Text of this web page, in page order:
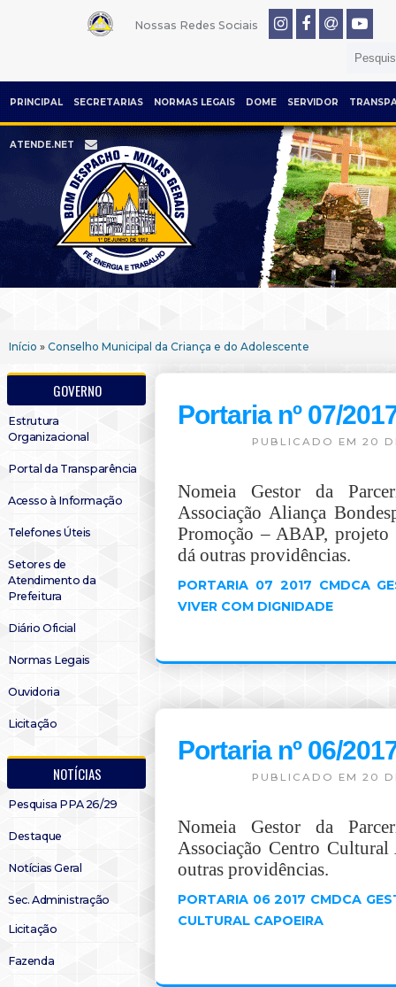
Nossas Redes Sociais
PRINCIPAL SECRETARIAS NORMAS LEGAIS DOME SERVIDOR
ATENDE.NET
Início » Conselho Municipal da Criança e do Adolescente
GOVERNO
Estrutura
Organizacional
Portal da Transparência
Acesso à Informação
Telefones Úteis
Setores de
Atendimento da
Prefeitura
Diário Oficial
Normas Legais
Ouvidoria
Licitação
NOTÍCIAS
Pesquisa PPA 26/29
Destaque
Notícias Geral
Sec. Administração
Licitação
Fazenda
Portaria nº 07/
PUBLICADO EM 20
Nomeia Gestor da
Associação Aliança
Promoção – ABAP,
dá outras providências.
PORTARIA 07 2017 CMDCA
VIVER COM DIGNIDADE
Portaria nº 06/
PUBLICADO EM 20
Nomeia Gestor da
Associação Centro
outras providências.
PORTARIA 06 2017 CMDCA
CULTURAL CAPOEIRA